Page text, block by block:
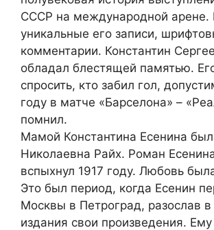
СССР на международной арене.
уникальные его записи,
комментарии. Константин
обладал блестящей памятью.
спросить, кто забил гол,
году в матче «Барселона» –
помнил.
Мамой Константина Есенина
Николаевна Райх. Роман
вспыхнул 1917 году. Любовь
Это был период, когда Есенин
Москвы в Петроград, разослав
издания свои произведения. Ему